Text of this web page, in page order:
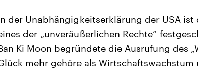
der Unabhängigkeitserklärung der USA
der „unveräußerlichen Rechte“
Ki Moon begründete die Ausrufung des
mehr gehöre als